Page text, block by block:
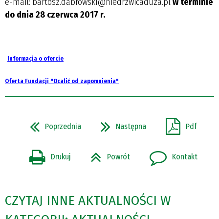
do dnia 28 czerwca 2017 r.
Informacja o ofercie
Oferta Fundacji "Ocalić od zapomnienia"
Poprzednia Następna Pdf
Drukuj Powrót Kontakt
CZYTAJ INNE AKTUALNOŚCI W